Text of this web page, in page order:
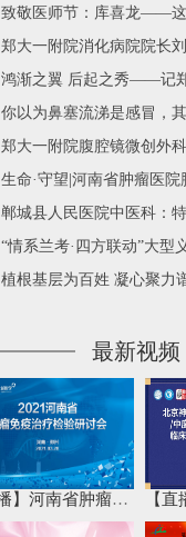
郸城县人民医院中医科：
“情系兰考·四方联动”大型
最新视频
【直播】河南省肿瘤免...